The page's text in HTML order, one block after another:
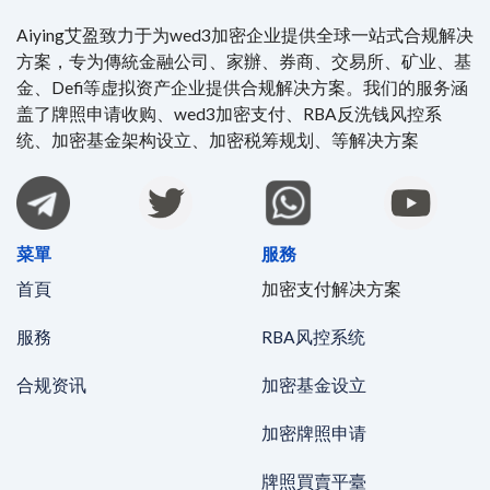
Aiying艾盈致力于为wed3加密企业提供全球一站式合规解决
方案，专为傳統金融公司、家辦、券商、交易所、矿业、基
金、Defi等虚拟资产企业提供合规解决方案。我们的服务涵
盖了牌照申请收购、wed3加密支付、RBA反洗钱风控系
统、加密基金架构设立、加密税筹规划、等解决方案
菜單
首頁
服務
合规资讯
服務
加密支付解决方案
RBA风控系统
加密基金设立
加密牌照申请
牌照買賣平臺